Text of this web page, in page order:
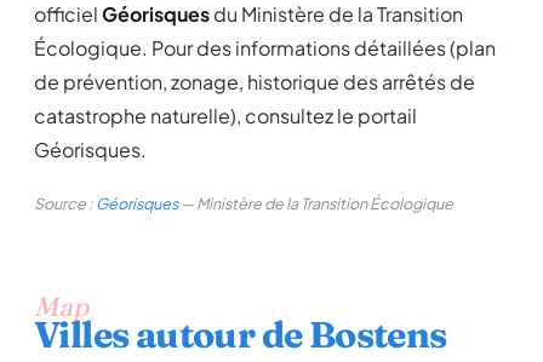
officielGéorisquesdu Ministère de la Transition
Écologique. Pour des informations détaillées (plan
de prévention, zonage, historique des arrêtés de
catastrophe naturelle), consultez le portail
Géorisques.
Source :Géorisques— Ministère de la Transition Écologique
Map
Villes autour de Bostens